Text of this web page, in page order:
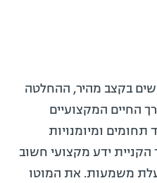
בקצב מהיר, ההחלטה
החיים המקצועיים
ומיומנויות
ידע מקצועי חשוב
בעלת משמעות. את המוטו